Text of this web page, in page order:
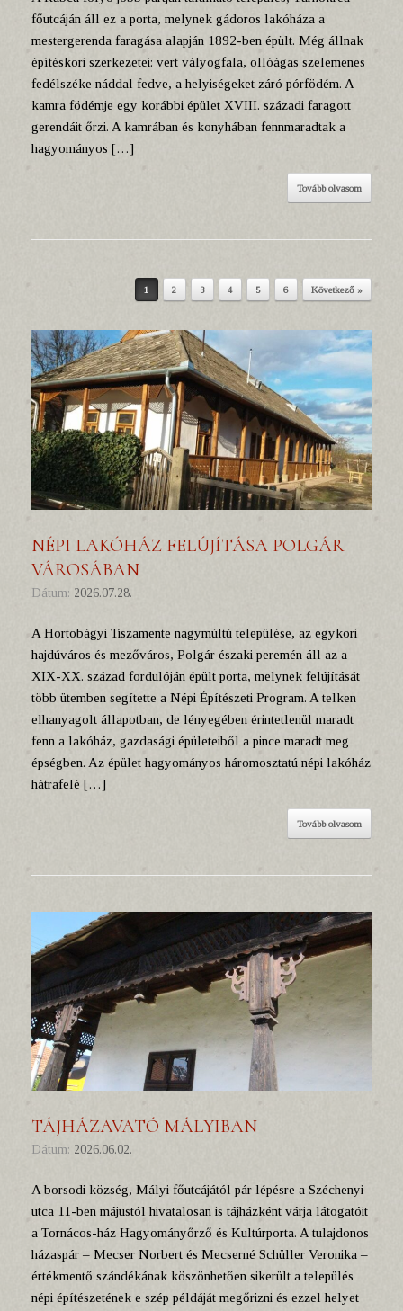
főutcáján áll ez a porta, melynek gádoros lakóháza a
mestergerenda faragása alapján 1892-ben épült. Még állnak
építéskori szerkezetei: vert vályogfala, ollóágas szelemenes
fedélszéke náddal fedve, a helyiségeket záró pórfödém. A
kamra födémje egy korábbi épület XVIII. századi faragott
gerendáit őrzi. A kamrában és konyhában fennmaradtak a
hagyományos […]
Tovább olvasom
Post navigation
1 2 3 4 5 6 Következő »
NÉPI LAKÓHÁZ FELÚJÍTÁSA POLGÁR
VÁROSÁBAN
Dátum: 2026.07.28.
A Hortobágyi Tiszamente nagymúltú települése, az egykori
hajdúváros és mezőváros, Polgár északi peremén áll az a
XIX-XX. század fordulóján épült porta, melynek felújítását
több ütemben segítette a Népi Építészeti Program. A telken
elhanyagolt állapotban, de lényegében érintetlenül maradt
fenn a lakóház, gazdasági épületeiből a pince maradt meg
épségben. Az épület hagyományos háromosztatú népi lakóház
hátrafelé […]
Tovább olvasom
TÁJHÁZAVATÓ MÁLYIBAN
Dátum: 2026.06.02.
A borsodi község, Mályi főutcájától pár lépésre a Széchenyi
utca 11-ben májustól hivatalosan is tájházként várja látogatóit
a Tornácos-ház Hagyományőrző és Kultúrporta. A tulajdonos
házaspár – Mecser Norbert és Mecserné Schüller Veronika –
értékmentő szándékának köszönhetően sikerült a település
népi építészetének e szép példáját megőrizni és ezzel helyet